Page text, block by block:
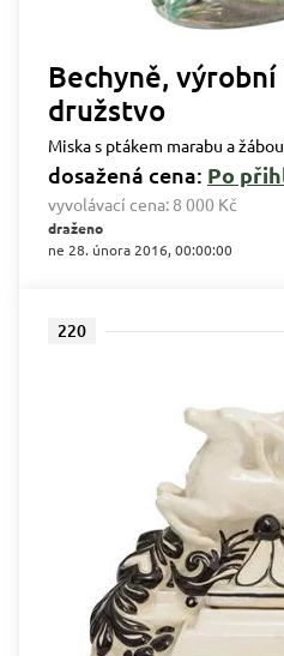
Bechyně,
družstvo
Miska s ptákem marabu a žábou
dosažená cena: Po
vyvolávací cena: 8 000 Kč
draženo
ne 28. února 2016, 00:00:00
220